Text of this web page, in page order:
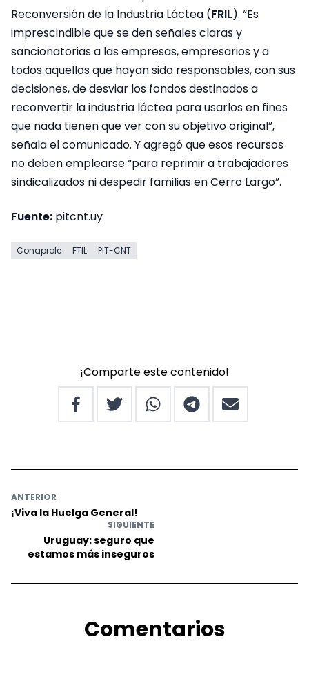
Reconversión de la Industria Láctea (FRIL). “Es
imprescindible que se den señales claras y
sancionatorias a las empresas, empresarios y a
todos aquellos que hayan sido responsables, con sus
decisiones, de desviar los fondos destinados a
reconvertir la industria láctea para usarlos en fines
que nada tienen que ver con su objetivo original”,
señala el comunicado. Y agregó que esos recursos
no deben emplearse “para reprimir a trabajadores
sindicalizados ni despedir familias en Cerro Largo”.
Fuente: pitcnt.uy
Conaprole FTIL PIT-CNT
¡Comparte este contenido!
ANTERIOR
¡Viva la Huelga General!
SIGUIENTE
Uruguay: seguro que
estamos más inseguros
Comentarios